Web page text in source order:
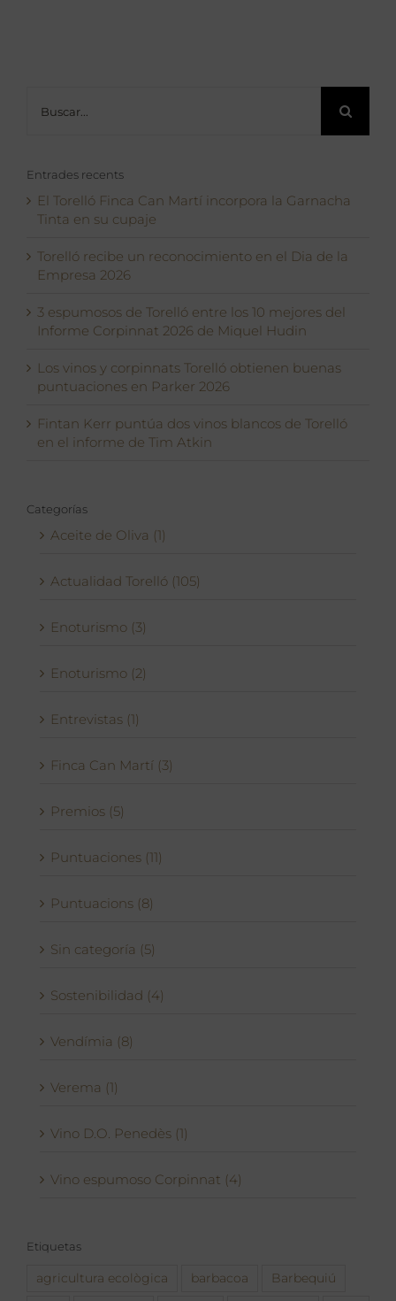
Entrades recents
El Torelló Finca Can Martí incorpora la Garnacha
Tinta en su cupaje
Torelló recibe un reconocimiento en el Dia de la
Empresa 2026
3 espumosos de Torelló entre los 10 mejores del
Informe Corpinnat 2026 de Miquel Hudin
Los vinos y corpinnats Torelló obtienen buenas
puntuaciones en Parker 2026
Fintan Kerr puntúa dos vinos blancos de Torelló
en el informe de Tim Atkin
Categorías
Aceite de Oliva (1)
Actualidad Torelló (105)
Enoturismo (3)
Enoturismo (2)
Entrevistas (1)
Finca Can Martí (3)
Premios (5)
Puntuaciones (11)
Puntuacions (8)
Sin categoría (5)
Sostenibilidad (4)
Vendímia (8)
Verema (1)
Vino D.O. Penedès (1)
Vino espumoso Corpinnat (4)
Etiquetas
agricultura ecològica barbacoa Barbequiú